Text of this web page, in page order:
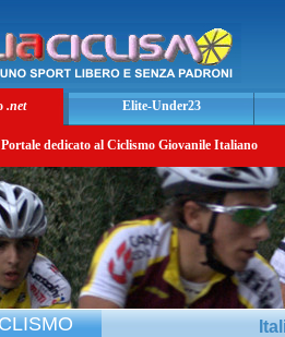
.net Elite-Under23
dedicato al Ciclismo Giovanile Italiano